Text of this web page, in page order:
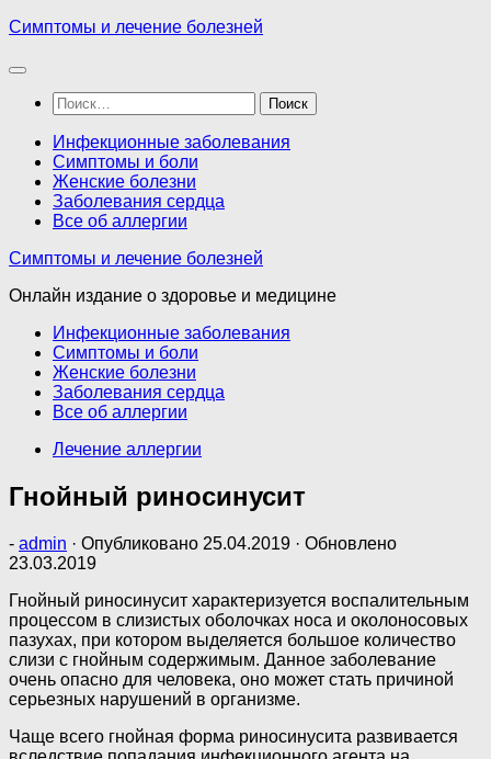
Перейти
содержимому
Симптомы и лечение болезней
Найти:
Инфекционные заболевания
Симптомы и боли
Женские болезни
Заболевания сердца
Все об аллергии
Симптомы и лечение болезней
Онлайн издание о здоровье и медицине
Инфекционные заболевания
Симптомы и боли
Женские болезни
Заболевания сердца
Все об аллергии
Лечение аллергии
Гнойный риносинусит
- admin · Опубликовано 25.04.2019 · Обновлено
23.03.2019
Гнойный риносинусит характеризуется воспалительным
процессом в слизистых оболочках носа и околоносовых
пазухах, при котором выделяется большое количество
слизи с гнойным содержимым. Данное заболевание
очень опасно для человека, оно может стать причиной
серьезных нарушений в организме.
Чаще всего гнойная форма риносинусита развивается